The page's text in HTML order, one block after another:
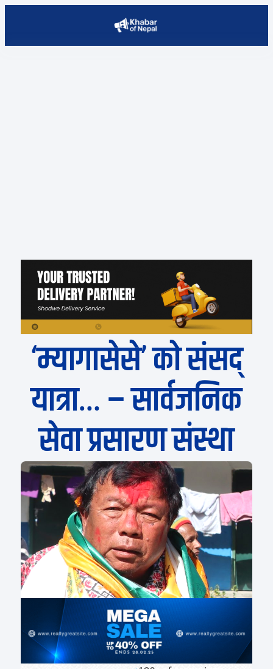
‘म्यागासेसे’ को संसद्
यात्रा… – सार्वजनिक
सेवा प्रसारण संस्था